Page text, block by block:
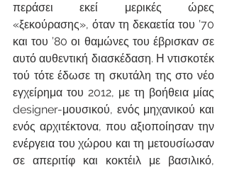
περάσει εκεί μερικές ώρες
«ξεκούρασης», όταν τη δεκαετία του ’70
και του ’80 οι θαμώνες του έβρισκαν σε
αυτό αυθεντική διασκέδαση. Η ντισκοτέκ
τού τότε έδωσε τη σκυτάλη της στο νέο
εγχείρημα του 2012, με τη βοήθεια μίας
designer-μουσικού, ενός μηχανικού και
ενός αρχιτέκτονα, που αξιοποίησαν την
ενέργεια του χώρου και τη μετουσίωσαν
σε απεριτίφ και κοκτέιλ με βασιλικό,